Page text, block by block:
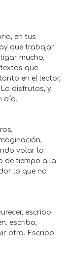
en tus
que trabajar
mucho,
textos que
en el lector,
disfrutas, y
día.
volar la
de tiempo a la
lo que no
escribo
escribo,
otra. Escribo